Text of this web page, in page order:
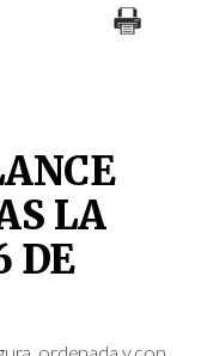
LA
DE